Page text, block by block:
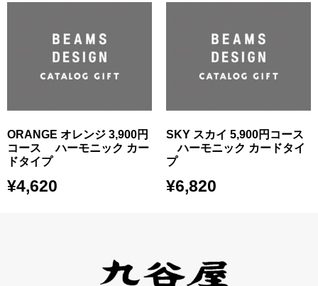
ORANGE オレンジ 3,900円
コース ハーモニック カー
ドタイプ
¥4,620
SKY スカイ 5,900円コース
ハーモニック カードタイ
プ
¥6,820